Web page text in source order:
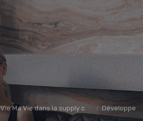
Vie Ma Vie dans la supply chain